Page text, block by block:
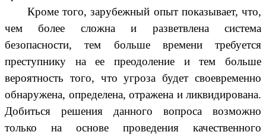
Кроме того, зарубежный опыт показывает, что,
чем более сложна и разветвлена система
безопасности, тем больше времени требуется
преступнику на ее преодоление и тем больше
вероятность того, что угроза будет своевременно
обнаружена, определена, отражена и ликвидирована.
Добиться решения данного вопроса возможно
только на основе проведения качественного